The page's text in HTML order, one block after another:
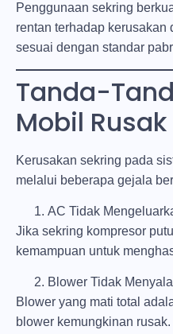
Penggunaan sekring
rentan terhadap
sesuai dengan standar
Tanda-
Mobil Rusak
Kerusakan sekring pada
melalui beberapa gejala
AC Tidak
Jika sekring kompresor
kemampuan untuk
Blower Tidak Menyala
Blower yang mati total
blower kemungkinan rusak.